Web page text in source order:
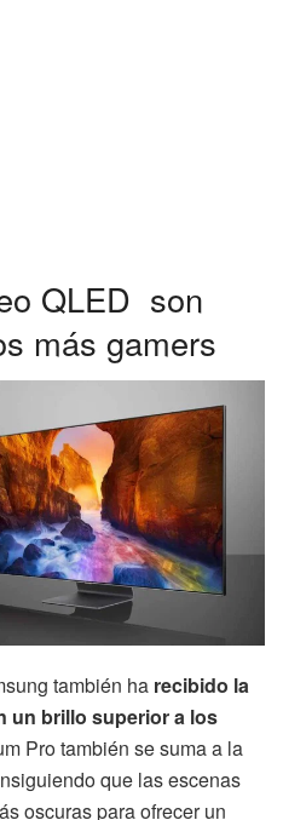
QLED son
más gamers
también ha recibido la
un brillo superior a los
Pro también se suma a la
que las escenas
oscuras para ofrecer un